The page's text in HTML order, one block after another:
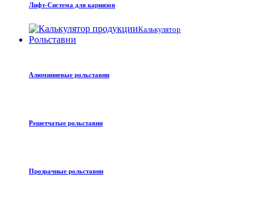
Лифт-Система для карнизов
Калькулятор
Рольставни
Алюминиевые рольставни
Решетчатые рольставни
Прозрачные рольставни